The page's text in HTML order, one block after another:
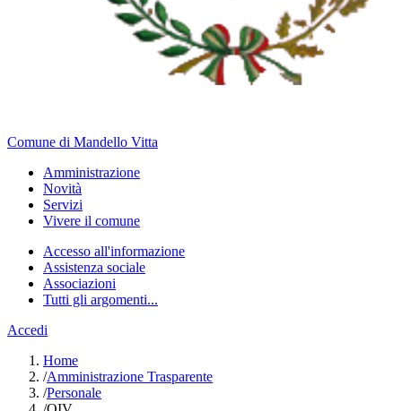
Comune di Mandello Vitta
Amministrazione
Novità
Servizi
Vivere il comune
Accesso all'informazione
Assistenza sociale
Associazioni
Tutti gli argomenti...
Accedi
Home
/Amministrazione Trasparente
/Personale